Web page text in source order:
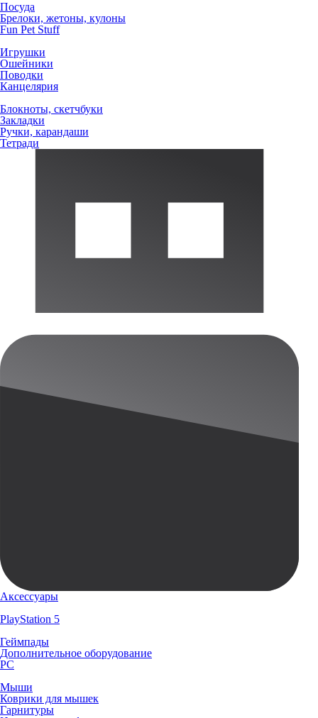
Посуда
Брелоки, жетоны, кулоны
Fun Pet Stuff
Игрушки
Ошейники
Поводки
Канцелярия
Блокноты, скетчбуки
Закладки
Ручки, карандаши
Тетради
Аксессуары
PlayStation 5
Геймпады
Дополнительное оборудование
PC
Мыши
Коврики для мышек
Гарнитуры